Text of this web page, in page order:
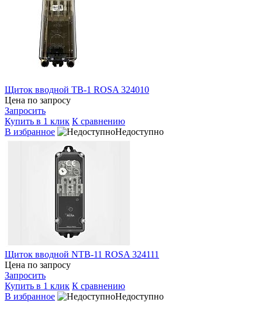
Щиток вводной TB-1 ROSA 324010
Цена по запросу
Запросить
Купить в 1 клик К сравнению
В избранное
Недоступно
Щиток вводной NTB-11 ROSA 324111
Цена по запросу
Запросить
Купить в 1 клик К сравнению
В избранное
Недоступно